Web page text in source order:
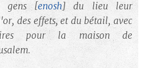
gens[enosh]du lieu leur
des effets, et du bétail, avec
pour la maison de